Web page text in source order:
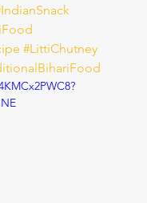
#LittiChutney